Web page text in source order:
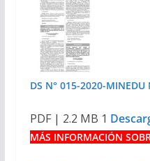
DS N° 015-2020-
PDF | 2.2 MB 1
MÁS INFORMACIÓN